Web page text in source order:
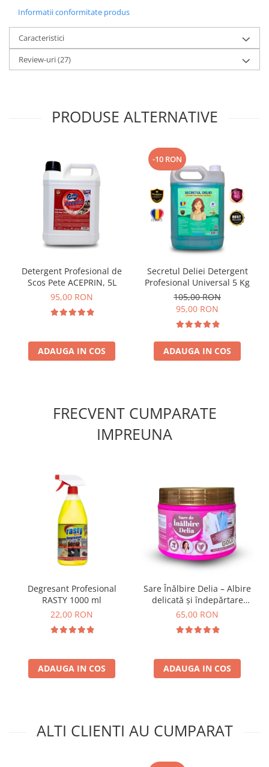
Informatii conformitate produs
Caracteristici
Review-uri(27)
PRODUSE ALTERNATIVE
Detergent Profesional de
Scos Pete ACEPRIN, 5L
95,00 RON
ADAUGA IN COS
-10 RON
Secretul Deliei Detergent
Profesional Universal 5 Kg
105,00 RON
95,00 RON
ADAUGA IN COS
FRECVENT CUMPARATE
IMPREUNA
Degresant Profesional
RASTY 1000 ml
22,00 RON
ADAUGA IN COS
Sare Înălbire Delia – Albire
delicată și îndepărtare
eficientă a petelor 500 g
65,00 RON
ADAUGA IN COS
ALTI CLIENTI AU CUMPARAT